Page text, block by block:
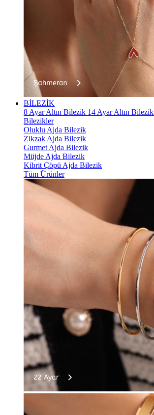
BİLEZİK
8 Ayar Altın Bilezik 14 Ayar Altın Bilezik
Bilezikler
Oluklu Ajda Bilezik
Zikzak Ajda Bilezik
Gurmet Ajda Bilezik
Müjde Ajda Bilezik
Kibrit Çöpü Ajda Bilezik
Tüm Ürünler